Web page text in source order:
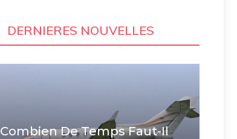
DERNIERES NOUVELLES
Combien De Temps Faut-Il